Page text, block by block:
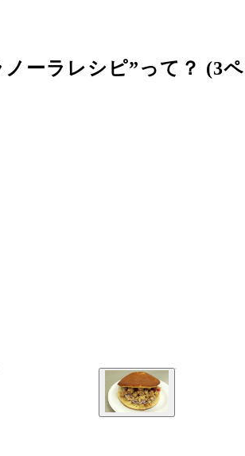
ーラレシピ”って？ (3